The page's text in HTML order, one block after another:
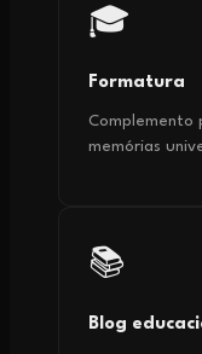
🎓
Formatura
Complemento
memórias
📚
Blog